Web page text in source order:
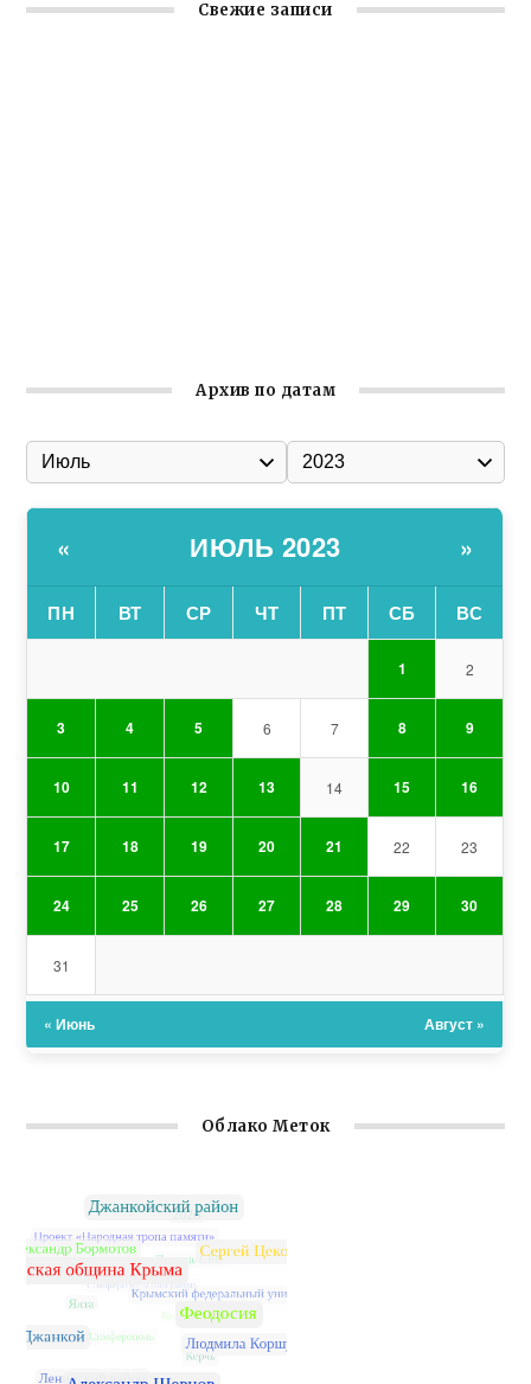
Свежие записи
Архив по датам
« ИЮЛЬ 2023 »
ПН ВТ СР ЧТ ПТ СБ ВС
1 2
3 4 5 6 7 8 9
10 11 12 13 14 15 16
17 18 19 20 21 22 23
24 25 26 27 28 29 30
31
« Июнь Август »
Облако Меток